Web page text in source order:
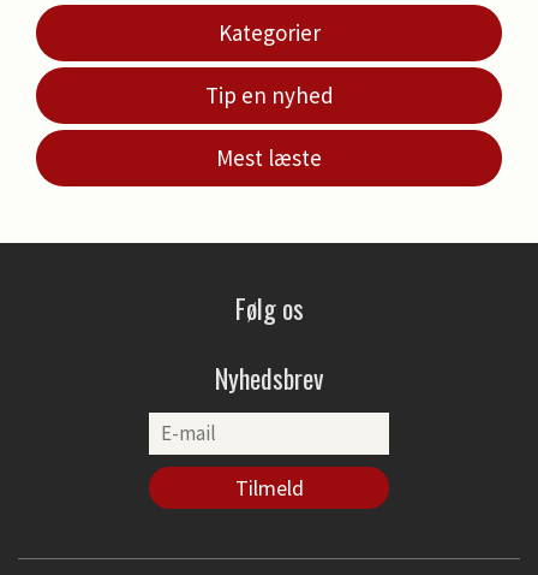
Kategorier
Tip en nyhed
Mest læste
Følg os
Nyhedsbrev